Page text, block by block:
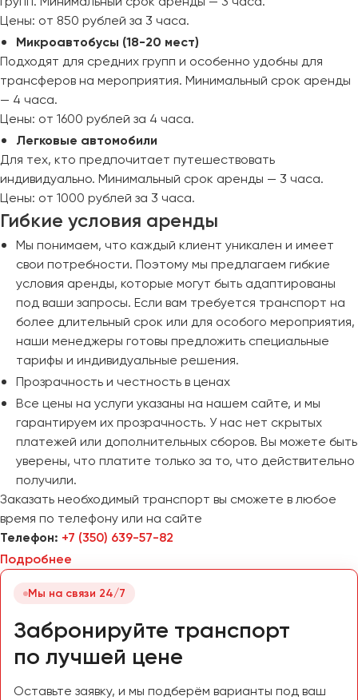
Цены: от 850 рублей за 3 часа.
Микроавтобусы (18-20 мест)
Подходят для средних групп и особенно удобны для
трансферов на мероприятия. Минимальный срок аренды
— 4 часа.
Цены: от 1600 рублей за 4 часа.
Легковые автомобили
Для тех, кто предпочитает путешествовать
индивидуально. Минимальный срок аренды — 3 часа.
Цены: от 1000 рублей за 3 часа.
Гибкие условия аренды
Мы понимаем, что каждый клиент уникален и имеет
свои потребности. Поэтому мы предлагаем гибкие
условия аренды, которые могут быть адаптированы
под ваши запросы. Если вам требуется транспорт на
более длительный срок или для особого мероприятия,
наши менеджеры готовы предложить специальные
тарифы и индивидуальные решения.
Прозрачность и честность в ценах
Все цены на услуги указаны на нашем сайте, и мы
гарантируем их прозрачность. У нас нет скрытых
платежей или дополнительных сборов. Вы можете быть
уверены, что платите только за то, что действительно
получили.
Заказать необходимый транспорт вы сможете в любое
время по телефону или на сайте
Телефон: +7 (350) 639-57-82
Подробнее
Мы на связи 24/7
Забронируйте транспорт
по лучшей цене
Оставьте заявку, и мы подберём варианты под ваш
Тверь
Тольятти
Томск
Улан-Удэ
Ульяновск
Уфа
Феодосия
Хабаровск
Чебоксары
Челябинск
Череповец
Чита
Ялта
Ярославль